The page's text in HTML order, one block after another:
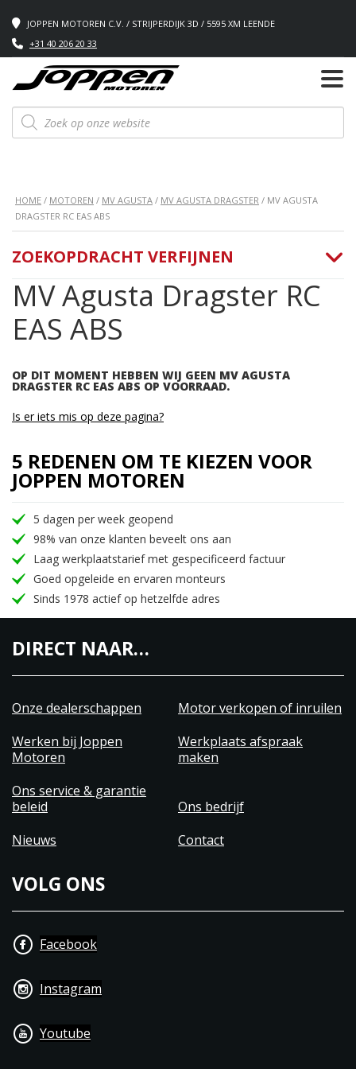
JOPPEN MOTOREN C.V. / STRIJPERDIJK 3D / 5595 XM LEENDE
+31 40 206 20 33
Producten
zoeken
HOME / MOTOREN / MV AGUSTA / MV AGUSTA DRAGSTER / MV AGUSTA
DRAGSTER RC EAS ABS
MV Agusta Dragster RC
EAS ABS
OP DIT MOMENT HEBBEN WIJ GEEN MV AGUSTA
DRAGSTER RC EAS ABS OP VOORRAAD.
ZOEKOPDRACHT VERFIJNEN
Is er iets mis op deze pagina?
5 REDENEN OM TE KIEZEN VOOR
JOPPEN MOTOREN
5 dagen per week geopend
98% van onze klanten beveelt ons aan
Laag werkplaatstarief met gespecificeerd factuur
Goed opgeleide en ervaren monteurs
Sinds 1978 actief op hetzelfde adres
DIRECT NAAR…
Onze dealerschappen
Motor verkopen of inruilen
Werken bij Joppen
Motoren
Werkplaats afspraak
maken
Ons service & garantie
beleid
Ons bedrijf
Nieuws
Contact
VOLG ONS
Facebook
Instagram
Youtube